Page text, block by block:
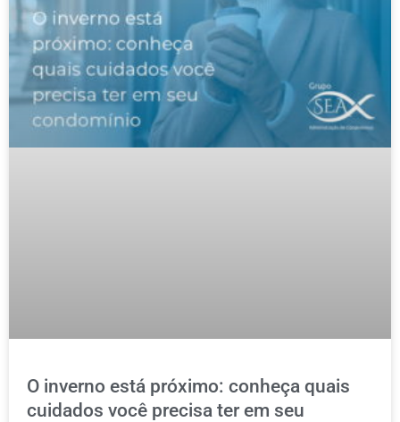
O inverno está próximo: conheça quais
cuidados você precisa ter em seu